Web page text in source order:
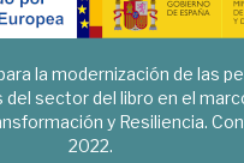
la modernización de las
sector del libro en el
y Resiliencia.
2022.